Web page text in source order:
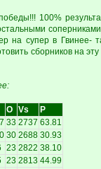
100%
на супер в
сборников на
О Vs
P
33 2737 63.81
30 2688 30.93
23 2822 38.10
23 2813 44.99